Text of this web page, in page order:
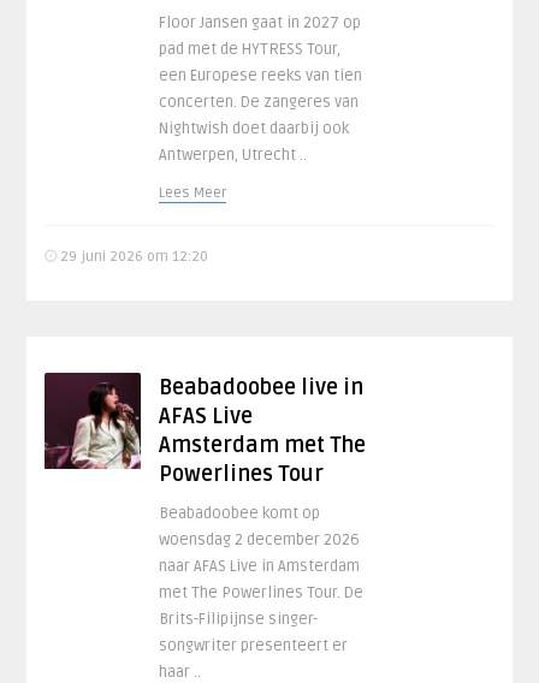
Floor Jansen gaat in 2027 op
pad met de HYTRESS Tour,
een Europese reeks van tien
concerten. De zangeres van
Nightwish doet daarbij ook
Antwerpen, Utrecht ..
Lees Meer
29 juni 2026 om 12:20
Beabadoobee live in
AFAS Live
Amsterdam met The
Powerlines Tour
Beabadoobee komt op
woensdag 2 december 2026
naar AFAS Live in Amsterdam
met The Powerlines Tour. De
Brits-Filipijnse singer-
songwriter presenteert er
haar ..